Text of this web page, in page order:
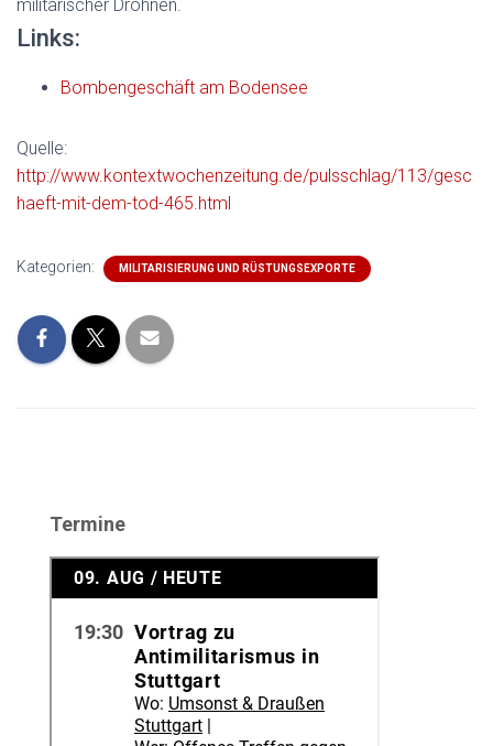
militärischer Drohnen.
Links:
Bombengeschäft am Bodensee
Quelle:
http://www.kontextwochenzeitung.de/pulsschlag/113/gesc
haeft-mit-dem-tod-465.html
Kategorien: MILITARISIERUNG UND RÜSTUNGSEXPORTE
Termine